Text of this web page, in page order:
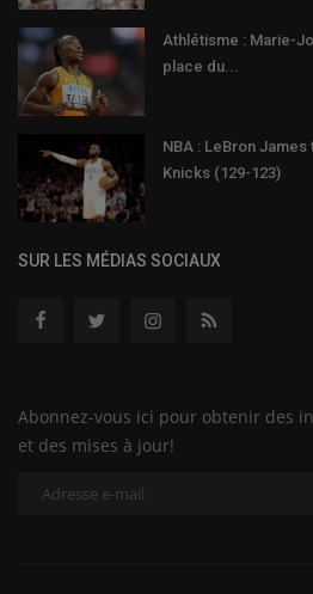
Athlétisme : Marie-
place du...
NBA : LeBron
Knicks (129-123)
SUR LES MÉDIAS SOCIAUX
Abonnez-vous ici pour obtenir des
et des mises à jour!